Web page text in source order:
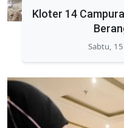
Kloter 14
Sabtu,